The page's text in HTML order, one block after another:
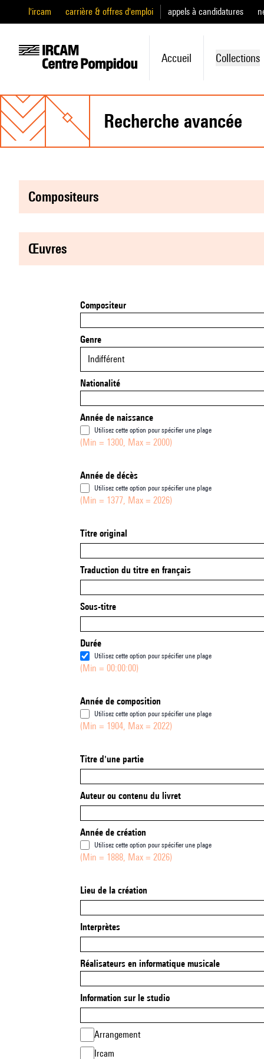
l'ircam carrière & offres d'emploi appels à candidatures
Accueil Collections
recherche avancée
compositeurs
œuvres
Compositeur
Genre
Indifférent
Nationalité
Année de naissance
Utilisez cette option pour spécifier une plage
(Min = 1300, Max = 2000)
Année de décès
Utilisez cette option pour spécifier une plage
(Min = 1377, Max = 2026)
Titre original
Traduction du titre en français
Sous-titre
Durée
Utilisez cette option pour spécifier une plage
(Min = 00:00:00)
Année de composition
Utilisez cette option pour spécifier une plage
(Min = 1904, Max = 2022)
Titre d'une partie
Auteur ou contenu du livret
Année de création
Utilisez cette option pour spécifier une plage
(Min = 1888, Max = 2026)
Lieu de la création
Interprètes
Réalisateurs en informatique musicale
Information sur le studio
Arrangement
Ircam